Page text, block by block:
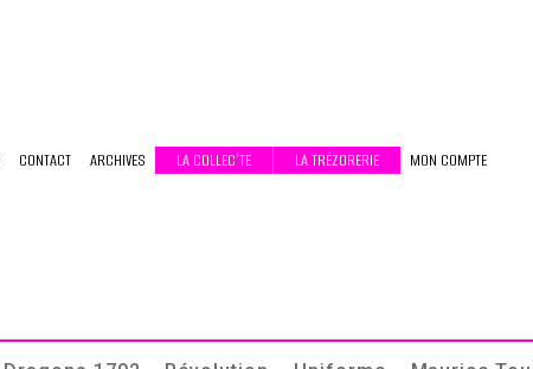
CONTACT ARCHIVES LA COLLEC’TE LA TRÉZORERIE MON COMPTE